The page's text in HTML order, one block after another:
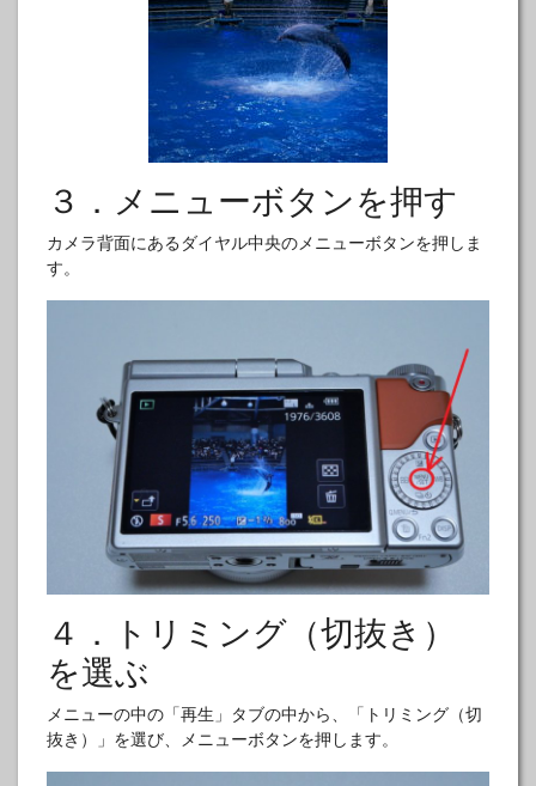
３．メニューボタンを押す
カメラ背面にあるダイヤル中央のメニューボタンを押しま
す。
４．トリミング（切抜き）
を選ぶ
メニューの中の「再生」タブの中から、「トリミング（切
抜き）」を選び、メニューボタンを押します。